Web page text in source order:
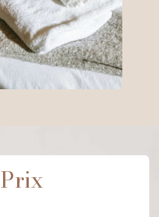
Prix